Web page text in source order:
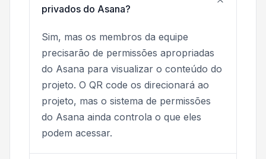
privados do Asana?
Sim, mas os membros da equipe
precisarão de permissões apropriadas
do Asana para visualizar o conteúdo do
projeto. O QR code os direcionará ao
projeto, mas o sistema de permissões
do Asana ainda controla o que eles
podem acessar.